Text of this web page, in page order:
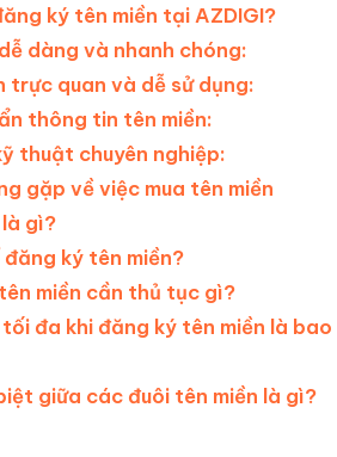
ký tên miền tại AZDIGI?
dàng và nhanh chóng:
trực quan và dễ sử dụng:
thông tin tên miền:
thuật chuyên nghiệp:
gặp về việc mua tên miền
là gì?
ký tên miền?
miền cần thủ tục gì?
đa khi đăng ký tên miền là bao
giữa các đuôi tên miền là gì?